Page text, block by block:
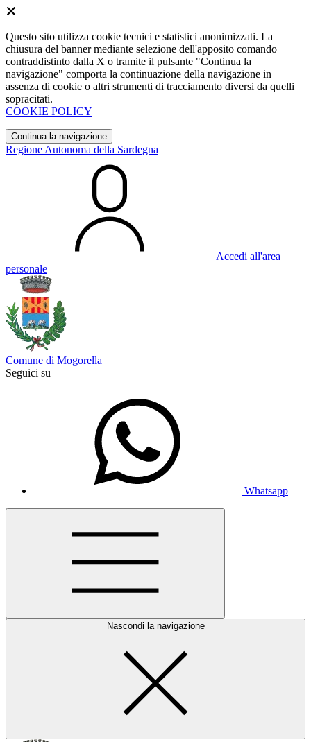
Questo sito utilizza cookie tecnici e statistici anonimizzati. La
chiusura del banner mediante selezione dell'apposito comando
contraddistinto dalla X o tramite il pulsante "Continua la
navigazione" comporta la continuazione della navigazione in
assenza di cookie o altri strumenti di tracciamento diversi da quelli
sopracitati.
COOKIE POLICY
Continua la navigazione
Regione Autonoma della Sardegna
Accedi all'area
personale
Comune di Mogorella
Seguici su
Whatsapp
Nascondi la navigazione